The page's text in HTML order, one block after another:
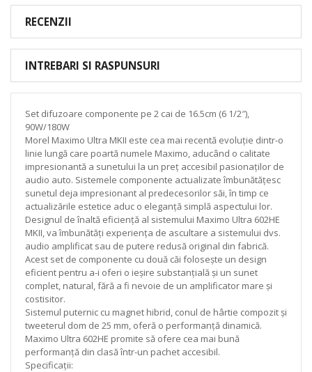
RECENZII
INTREBARI SI RASPUNSURI
Set difuzoare componente pe 2 cai de 16.5cm (6 1/2″),
90W/180W
Morel Maximo Ultra MKII este cea mai recentă evoluție dintr-o
linie lungă care poartă numele Maximo, aducând o calitate
impresionantă a sunetului la un preț accesibil pasionaților de
audio auto. Sistemele componente actualizate îmbunătățesc
sunetul deja impresionant al predecesorilor săi, în timp ce
actualizările estetice aduc o eleganță simplă aspectului lor.
Designul de înaltă eficiență al sistemului Maximo Ultra 602HE
MKII, va îmbunătăți experiența de ascultare a sistemului dvs.
audio amplificat sau de putere redusă original din fabrică.
Acest set de componente cu două căi folosește un design
eficient pentru a-i oferi o ieșire substanțială și un sunet
complet, natural, fără a fi nevoie de un amplificator mare și
costisitor.
Sistemul puternic cu magnet hibrid, conul de hârtie compozit și
tweeterul dom de 25 mm, oferă o performanță dinamică.
Maximo Ultra 602HE promite să ofere cea mai bună
performanță din clasă într-un pachet accesibil.
Specificații: